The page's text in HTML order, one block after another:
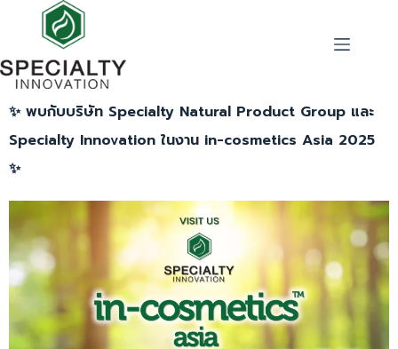
✨ พบกับบริษัท Specialty Natural Product Group และ
Specialty Innovation ในงาน in-cosmetics Asia 2025
✨